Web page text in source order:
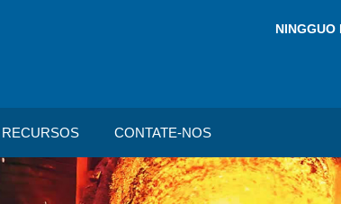
NINGGUO
RECURSOS CONTATE-NOS